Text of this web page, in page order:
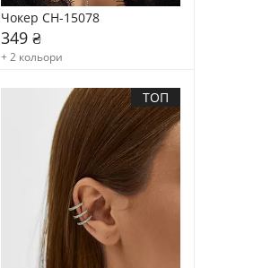
Чокер CH-15078
349 ₴
+ 2 кольори
ТОП